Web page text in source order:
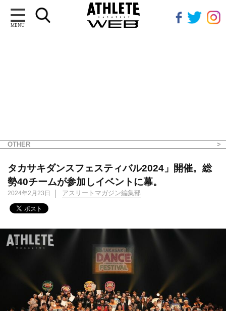
MENU
OTHER
タカサキダンスフェスティバル2024」開催。総
勢40チームが参加しイベントに幕。
2024年2月23日 アスリートマガジン編集部